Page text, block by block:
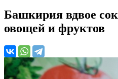
Башкирия вдвое
овощей и фруктов